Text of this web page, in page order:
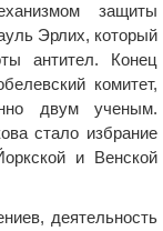
защиты
Эрлих, который
антител. Конец
комитет,
двум ученым.
стало избрание
и Венской
деятельность